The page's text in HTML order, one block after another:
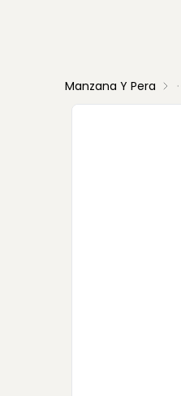
Manzana Y Pera